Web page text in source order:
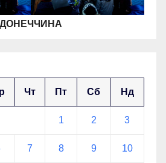
ДОНЕЧЧИНА
Чт Пт Сб Нд
1 2 3
7 8 9 10